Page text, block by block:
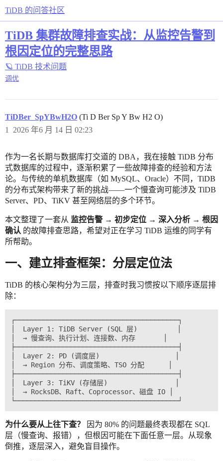
TiDB 的问答社区
TiDB 集群故障排查实战：从监控告警到
根因定位的完整思路
🪐 TiDB 技术问题
调优
TiDBer_SpYBwH2O (Ti D Ber Sp Y Bw H2 O)
2026 年6 月 14 日 02:23
1
作为一名长期与数据库打交道的 DBA，我在接触 TiDB 分布
式数据库的过程中，逐渐积累了一些故障排查的经验和方法
论。与传统的单机数据库（如 MySQL、Oracle）不同，TiDB
的分布式架构带来了新的挑战——一个慢查询可能涉及 TiDB
Server、PD、TiKV 甚至网络层的多个环节。
本文整理了一套从 监控告警 → 初步定位 → 深入分析 → 根因
确认 的故障排查思路，希望对正在学习 TiDB 运维的同学有
所帮助。
一、建立排查框架：分层定位法
TiDB 的核心架构分为三层，排查时我习惯按以下顺序逐层排
除：
┌─────────────────────────────────────────┐
│  Layer 1: TiDB Server (SQL 层)          │
│  → 慢查询、执行计划、连接数、内存       │
├─────────────────────────────────────────┤
│  Layer 2: PD (调度层)                   │
│  → Region 分布、调度策略、TSO 分配      │
├─────────────────────────────────────────┤
│  Layer 3: TiKV (存储层)                 │
│  → RocksDB、Raft、Coprocessor、磁盘 IO │
为什么要从上往下查？
因为 80% 的问题最终表现都在 SQL
层（慢查询、报错），但根因可能在下面任意一层。从现象
倒推，逐层深入，避免盲目操作。